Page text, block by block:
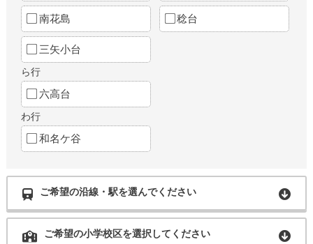
南花島 稔台
三矢小台
ら行
六高台
わ行
和名ケ谷
ご希望の沿線・駅を選んでください
ご希望の小学校区を選択してください